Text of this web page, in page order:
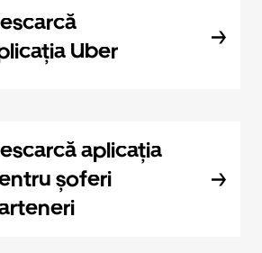
Uber
aplicația
șoferi